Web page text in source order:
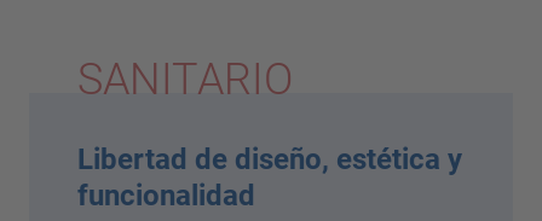
SANITARIO
Libertad de diseño, estética y
funcionalidad